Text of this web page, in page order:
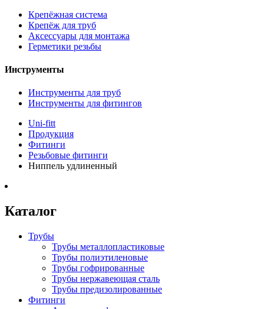
Крепёжная система
Крепёж для труб
Аксессуары для монтажа
Герметики резьбы
Инструменты
Инструменты для труб
Инструменты для фитингов
Uni-fitt
Продукция
Фитинги
Резьбовые фитинги
Ниппель удлиненный
Каталог
Трубы
Трубы металлопластиковые
Трубы полиэтиленовые
Трубы гофрированные
Трубы нержавеющая сталь
Трубы предизолированные
Фитинги